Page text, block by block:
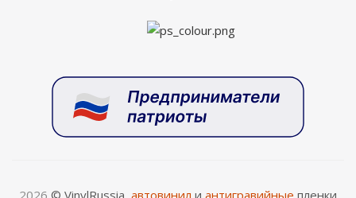
2026 © VinylRussia, автовинил и антигравийные пленки